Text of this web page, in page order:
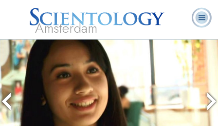
Amsterdam
Over
Ons
L. Ron
Hubbard
Wat is
Scientology?
Veelgestelde
vragen
Boeken